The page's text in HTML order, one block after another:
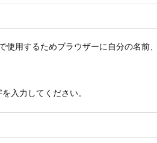
使用するためブラウザーに自分の名前
入力してください。